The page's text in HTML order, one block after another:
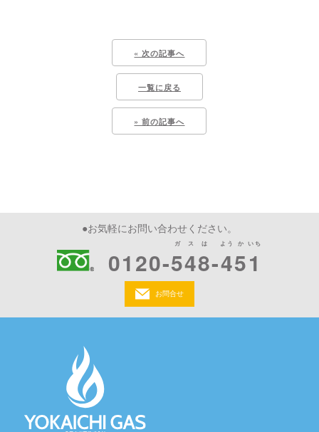
« 次の記事へ
一覧に戻る
» 前の記事へ
●お気軽にお問い合わせください。
0120-548
ガスは
-4
よう
5
か
1
いち
お問合せ